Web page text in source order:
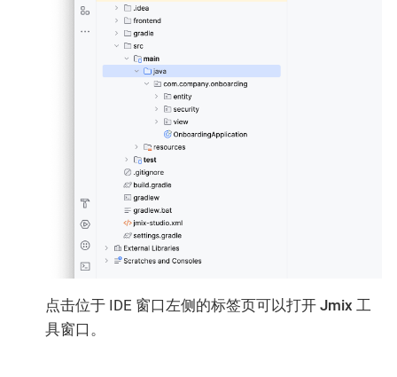
点击位于 IDE 窗口左侧的标签页可以打开 Jmix 工
具窗口。